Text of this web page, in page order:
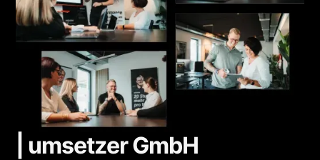
| umsetzer GmbH